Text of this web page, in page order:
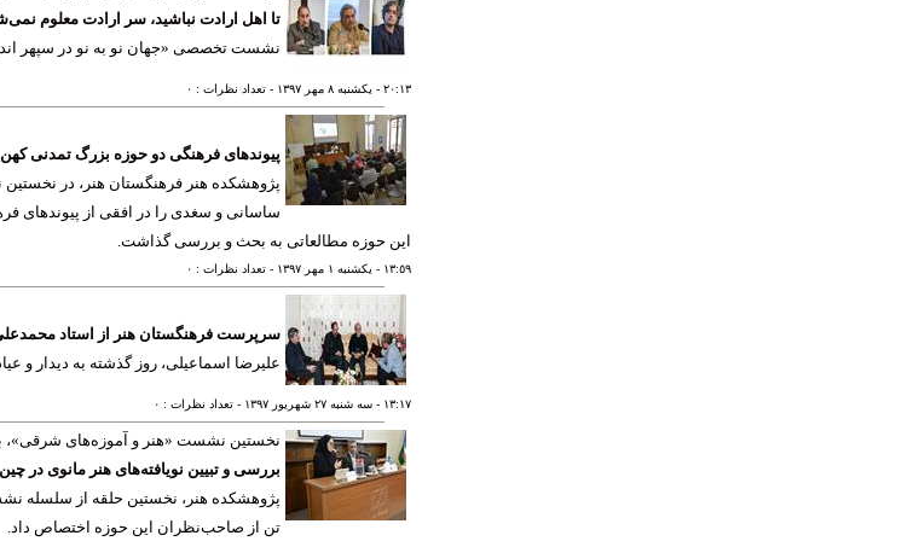
تا اهل ارادت نباشید، سر ارادت معلوم
نشست تخصصی «جهان نو به نو در سپهر
٢٠:١٣ - يکشنبه ٨ مهر ١٣٩٧ - تعداد نظرات : ٠
پیوندهای فرهنگی دو حوزه بزرگ تمدنی
پژوهشکده هنر فرهنگستان هنر، در
ساسانی و سغدی را در افقی از پیوندهای
این حوزه مطالعاتی به بحث و بررسی گذاشت.
١٣:٥٩ - يکشنبه ١ مهر ١٣٩٧ - تعداد نظرات : ٠
سرپرست فرهنگستان هنر از استاد
علیرضا اسماعیلی، روز گذشته به دیدار و
١٣:١٧ - سه شنبه ٢٧ شهريور ١٣٩٧ - تعداد نظرات : ٠
نخستین نشست «هنر و آموزه‌های شرقی»،
بررسی و تبیین نویافته‌های هنر مانوی در چین
پژوهشکده هنر، نخستین حلقه از سلسله
تن از صاحب‌نظران این حوزه اختصاص داد.